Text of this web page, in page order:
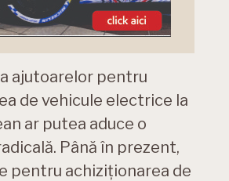
ajutoarelor pentru
de vehicule electrice la
ar putea aduce o
Până în prezent,
pentru achiziționarea de